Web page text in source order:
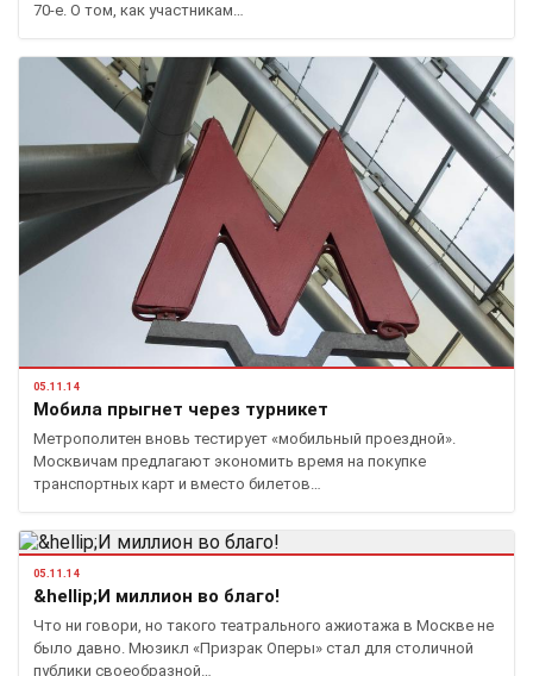
70-е. О том, как участникам…
05.11.14
Мобила прыгнет через турникет
Метрополитен вновь тестирует «мобильный проездной».
Москвичам предлагают экономить время на покупке
транспортных карт и вместо билетов…
05.11.14
&hellip;И миллион во благо!
Что ни говори, но такого театрального ажиотажа в Москве не
было давно. Мюзикл «Призрак Оперы» стал для столичной
публики своеобразной…